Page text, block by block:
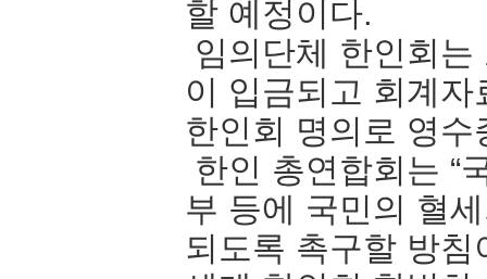
할 예정이다.
임의단체 한인회
이 입금되고 회계
한인회 명의로 영
한인 총연합회는 “
부 등에 국민의 혈
되도록 촉구할 방